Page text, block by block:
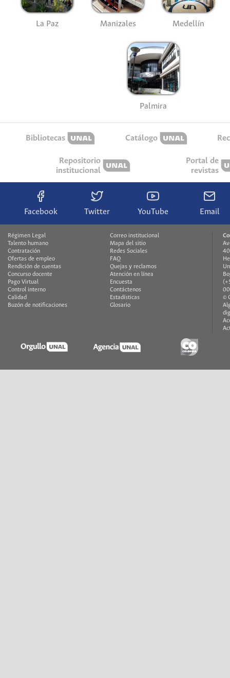
La Paz Manizales Medellín
Palmira
Bibliotecas Catálogo
Repositorio
institucional
Portal de
revistas
Facebook Twitter YouTube Email
Régimen Legal
Talento humano
Contratación
Ofertas de empleo
Rendición de cuentas
Concurso docente
Pago Virtual
Control interno
Calidad
Buzón de notificaciones
Correo institucional
Mapa del sitio
Redes Sociales
FAQ
Quejas y reclamos
Atención en línea
Encuesta
Contáctenos
Estadísticas
Glosario
©